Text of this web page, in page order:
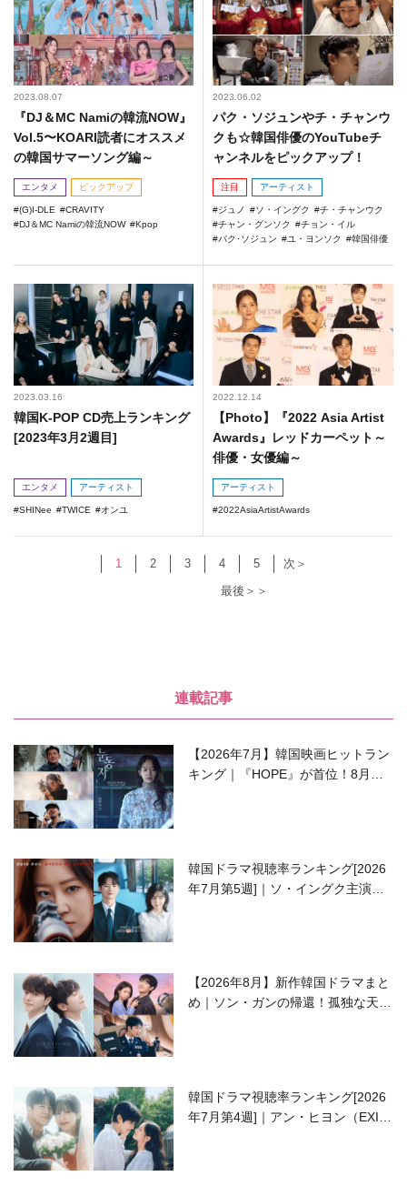
2023.08.07
『DJ＆MC Namiの韓流NOW』
Vol.5〜KOARI読者にオススメ
の韓国サマーソング編～
エンタメ ピックアップ
(G)I-DLE
CRAVITY
DJ＆MC Namiの韓流NOW
Kpop
2023.06.02
パク・ソジュンやチ・チャンウ
クも☆韓国俳優のYouTubeチ
ャンネルをピックアップ！
注目 アーティスト
ジュノ ソ・イングク
チ・チャンウク
チャン・グンソク
チョン・イル
パク･ソジュン
ユ・ヨンソク 韓国俳優
2023.03.16
韓国K-POP CD売上ランキング
[2023年3月2週目]
エンタメ アーティスト
SHINee TWICE オンユ
2022.12.14
【Photo】『2022 Asia Artist
Awards』レッドカーペット～
俳優・女優編～
アーティスト
2022AsiaArtistAwards
1 2 3 4 5
次＞
最後＞＞
連載記事
【2026年7月】韓国映画ヒットラン
キング｜『HOPE』が首位！8月公
韓国ドラマ視聴率ランキング[2026
年7月第5週]｜ソ・イングク主演の
【2026年8月】新作韓国ドラマまと
め｜ソン・ガンの帰還！孤独な天才
韓国ドラマ視聴率ランキング[2026
年7月第4週]｜アン・ヒヨン（EXID